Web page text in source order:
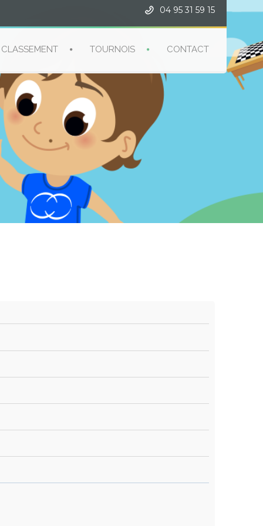
04 95 31 59 15
CLASSEMENT TOURNOIS CONTACT